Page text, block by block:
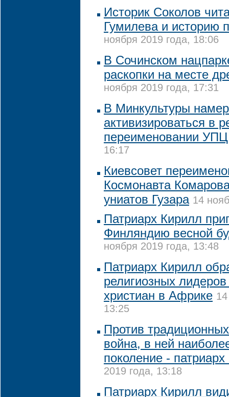
Историк Соколов
Гумилева и историю
ноября 2019 года, 18:06
В Сочинском
раскопки на месте
ноября 2019 года, 17:31
В Минкультуры
активизироваться в
переименовании УПЦ
16:17
Киевсовет
Космонавта
униатов Гузара 14
Патриарх Кирилл
Финляндию весной
ноября 2019 года, 13:48
Патриарх Кирилл
религиозных
христиан в Африке
13:25
Против
война, в ней
поколение -
2019 года, 13:18
Патриарх Кирилл